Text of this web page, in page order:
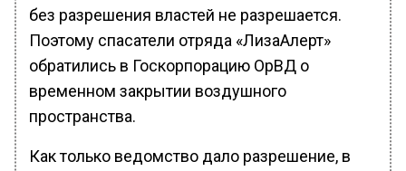
без разрешения властей не разрешается.
Поэтому спасатели отряда «ЛизаАлерт»
обратились в Госкорпорацию ОрВД о
временном закрытии воздушного
пространства.
Как только ведомство дало разрешение, в